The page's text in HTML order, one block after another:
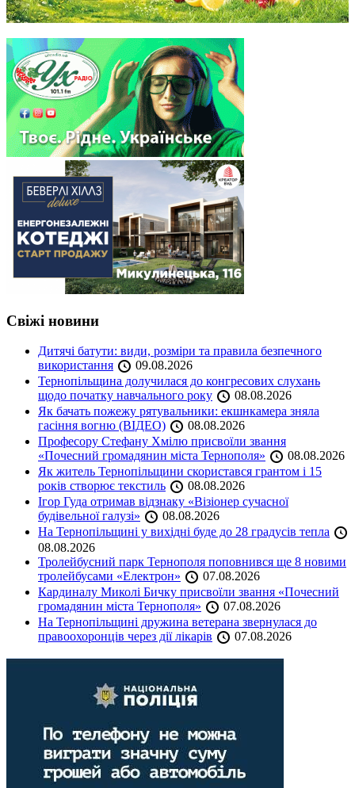
Свіжі новини
Дитячі батути: види, розміри та правила безпечного
використання
09.08.2026
Тернопільщина долучилася до конгресових слухань
щодо початку навчального року
08.08.2026
Як бачать пожежу рятувальники: екшнкамера зняла
гасіння вогню (ВІДЕО)
08.08.2026
Професору Стефану Хмілю присвоїли звання
«Почесний громадянин міста Тернополя»
08.08.2026
Як житель Тернопільщини скористався грантом і 15
років створює текстиль
08.08.2026
Ігор Гуда отримав відзнаку «Візіонер сучасної
будівельної галузі»
08.08.2026
На Тернопільщині у вихідні буде до 28 градусів тепла
08.08.2026
Тролейбусний парк Тернополя поповнився ще 8 новими
тролейбусами «Електрон»
07.08.2026
Кардиналу Миколі Бичку присвоїли звання «Почесний
громадянин міста Тернополя»
07.08.2026
На Тернопільщині дружина ветерана звернулася до
правоохоронців через дії лікарів
07.08.2026